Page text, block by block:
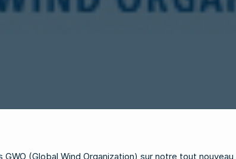
(Global Wind Organization) sur notre tout